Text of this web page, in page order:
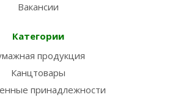
Вакансии
Категории
продукция
Канцтовары
принадлежности